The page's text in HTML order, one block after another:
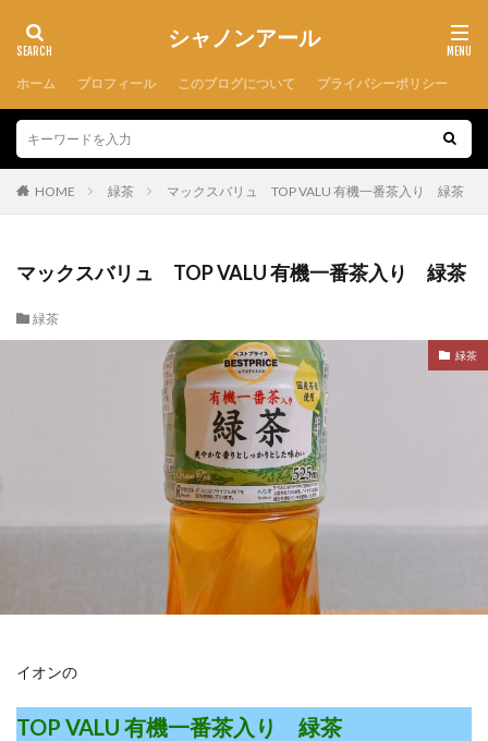
シャノンアール
ホーム プロフィール このブログについて プライバシーポリシー
HOME 緑茶 マックスバリュ TOP VALU 有機一番茶入り 緑茶
マックスバリュ TOP VALU 有機一番茶入り 緑茶
緑茶
緑茶
イオンの
TOP VALU 有機一番茶入り 緑茶